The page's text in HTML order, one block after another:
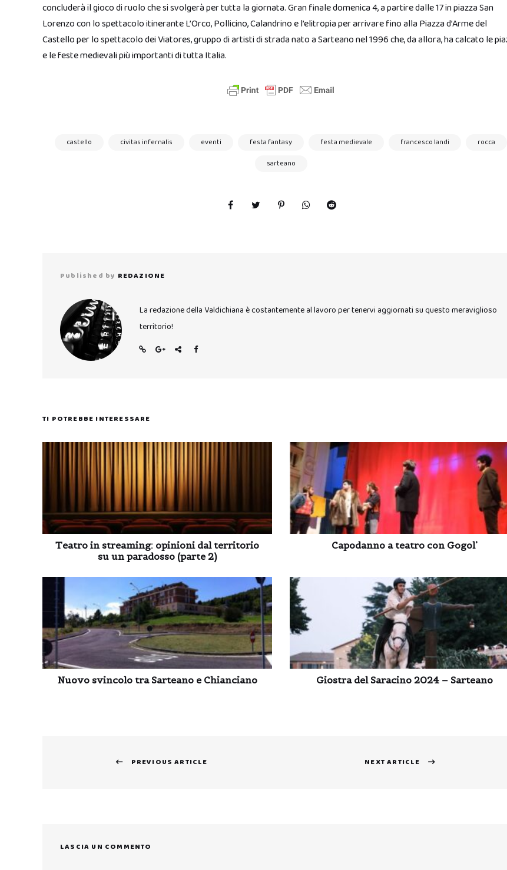
concluderà il gioco di ruolo che si svolgerà per tutta la giornata. Gran finale domenica 4, a partire dalle 17 in piazza San
Lorenzo con lo spettacolo itinerante L’Orco, Pollicino, Calandrino e l’elitropia per arrivare fino alla Piazza d’Arme del
Castello per lo spettacolo dei Viatores, gruppo di artisti di strada nato a Sarteano nel 1996 che, da allora, ha calcato le
e le feste medievali più importanti di tutta Italia.
castello civitas infernalis eventi festa fantasy festa medievale francesco landi
rocca
sarteano
Published by REDAZIONE
La redazione della Valdichiana è costantemente al lavoro per tenervi aggiornati su questo meraviglioso
territorio!
TI POTREBBE INTERESSARE
Teatro in streaming: opinioni dal territorio
su un paradosso (parte 2)
Capodanno a teatro con Gogol’
Nuovo svincolo tra Sarteano e Chianciano Giostra del Saracino 2024 – Sarteano
PREVIOUS ARTICLE NEXT ARTICLE
LASCIA UN COMMENTO